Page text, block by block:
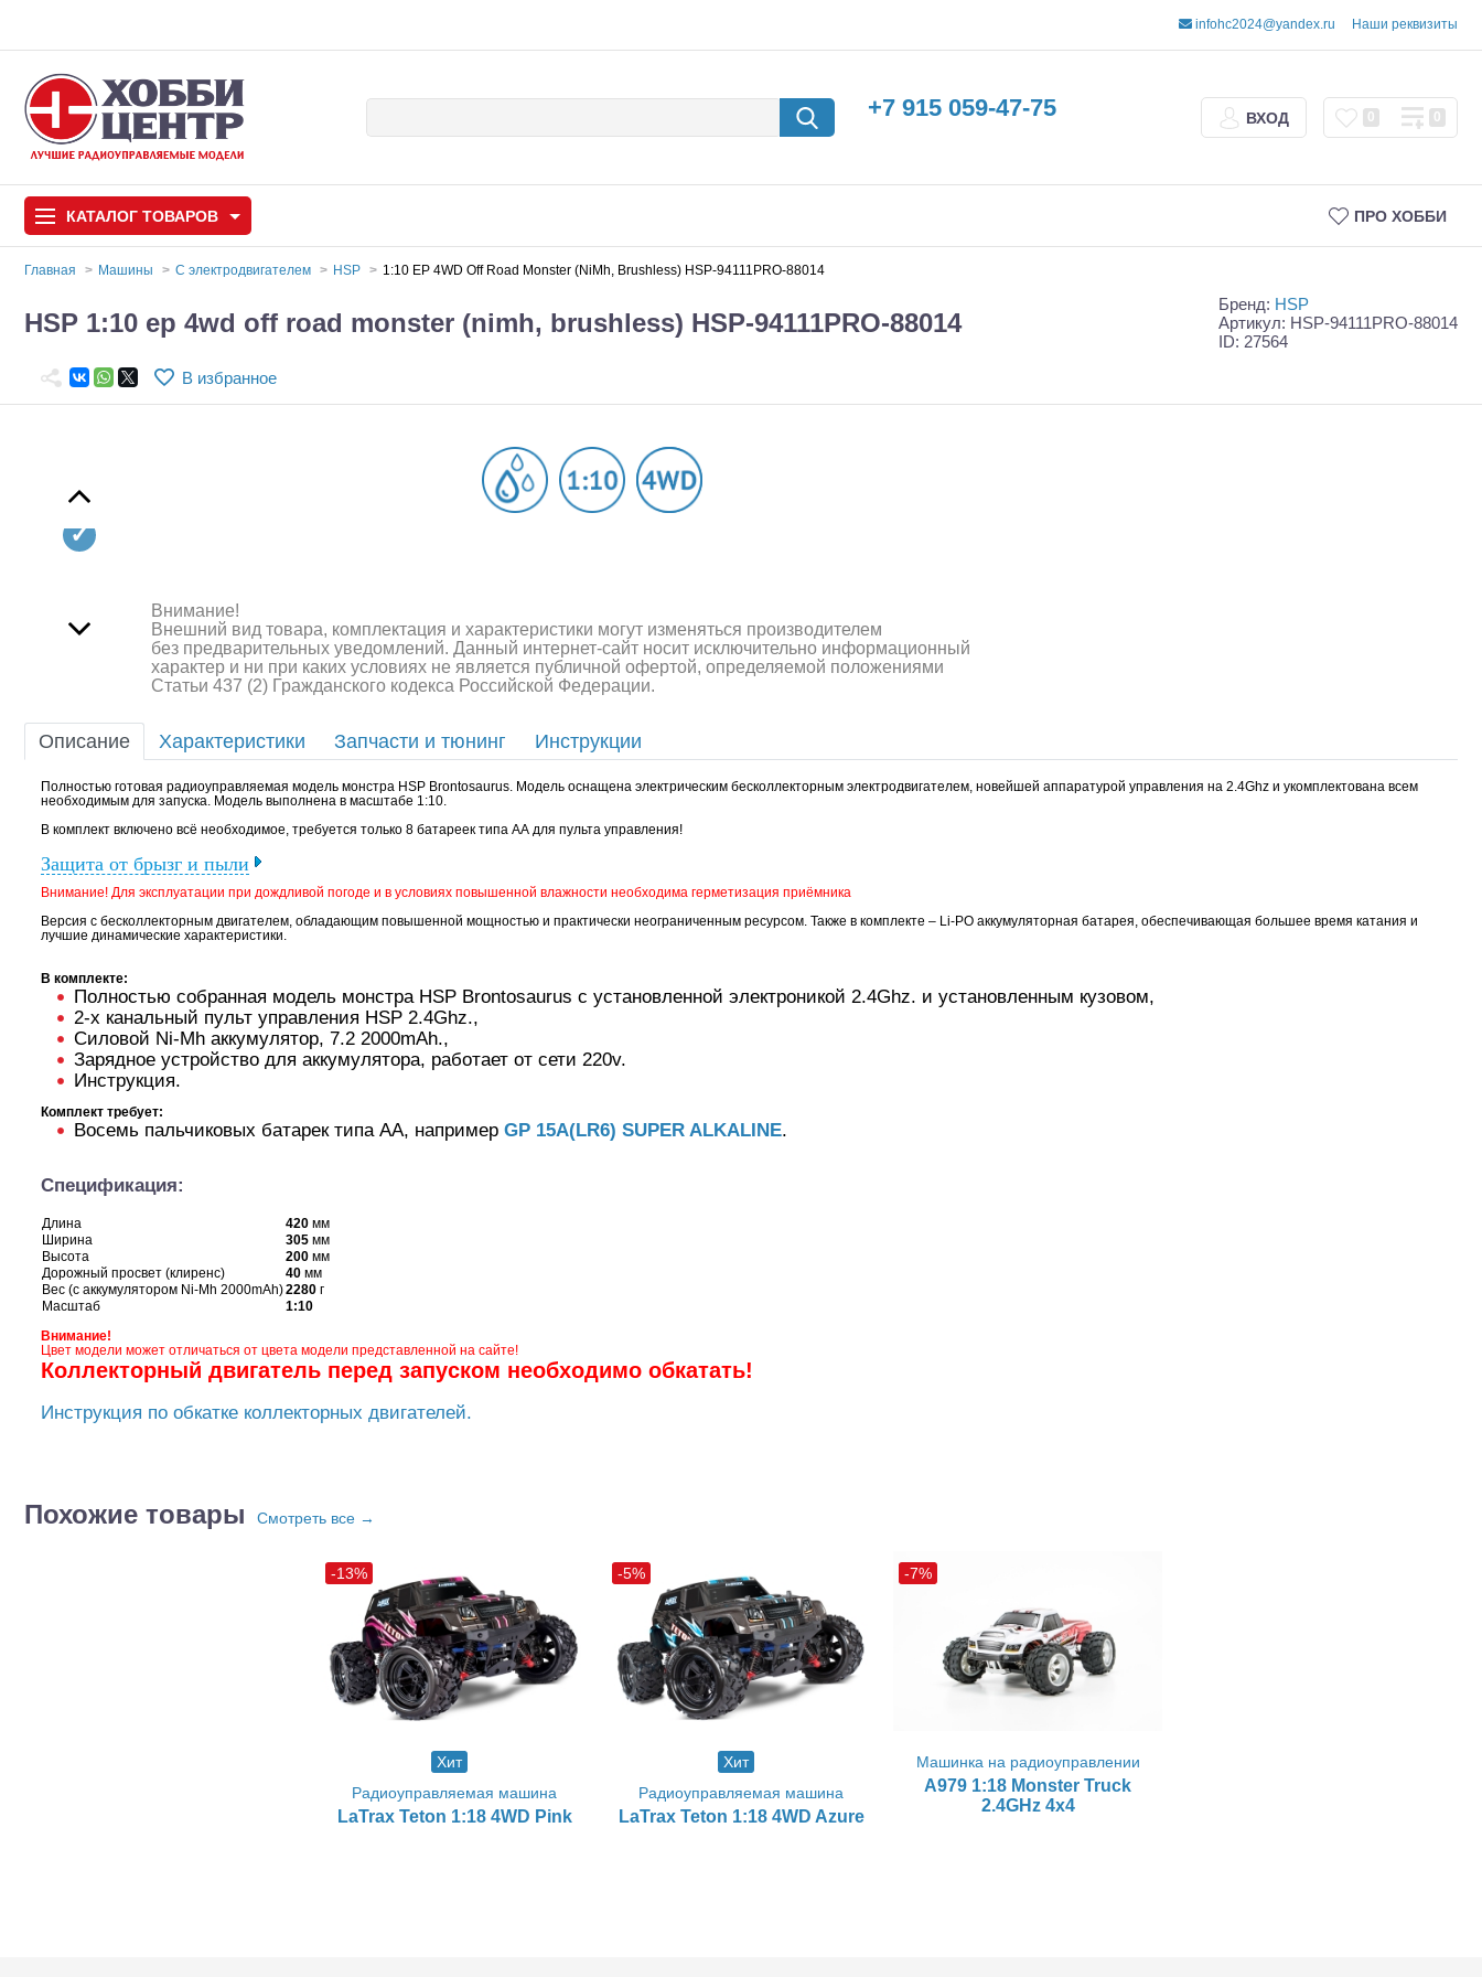
infohc2024@yandex.ru Наши реквизиты
+7 915 059-47-75 ВХОД 0 0
КАТАЛОГ ТОВАРОВ ПРО ХОББИ
Автомодели
Игрушки
Квадрокоптеры
Судомодели
Аппаратура и электроника
Аккумуляторы и батарейки
Зарядные устройства и блоки
питания
Двигатели
Технические жидкости
Инструмент,измерительные
приборы,расходники
для моделей
Автомодели для сборки
Машины с
Трофи Шорт-корсы
Главная Машины С электродвигателем HSP 1:10 EP 4WD Off Road Monster (NiMh, Brushless) HSP-94111PRO-88014
HSP 1:10 ep 4wd off road monster (nimh, brushless) HSP-94111PRO-88014
Бренд: HSP
Артикул: HSP-94111PRO-88014
ID: 27564
В избранное
Внимание!
Внешний вид товара, комплектация и характеристики могут изменяться производителем
без предварительных уведомлений. Данный интернет-сайт носит исключительно информационный
характер и ни при каких условиях не является публичной офертой, определяемой положениями
Статьи 437 (2) Гражданского кодекса Российской Федерации.
Описание Характеристики Запчасти и тюнинг Инструкции
Полностью готовая радиоуправляемая модель монстра HSP Brontosaurus. Модель оснащена электрическим бесколлекторным электродвигателем, новейшей аппаратурой управления на 2.4Ghz и укомплектована всем
необходимым для запуска. Модель выполнена в масштабе 1:10.
В комплект включено всё необходимое, требуется только 8 батареек типа АА для пульта управления!
Защита от брызг и пыли
Внимание! Для эксплуатации при дождливой погоде и в условиях повышенной влажности необходима герметизация приёмника
Версия с бесколлекторным двигателем, обладающим повышенной мощностью и практически неограниченным ресурсом. Также в комплекте – Li-PO аккумуляторная батарея, обеспечивающая большее время катания и
лучшие динамические характеристики.
В комплекте:
Полностью собранная модель монстра HSP Brontosaurus с установленной электроникой 2.4Ghz. и установленным кузовом,
2-х канальный пульт управления HSP 2.4Ghz.,
Силовой Ni-Mh аккумулятор, 7.2 2000mAh.,
Зарядное устройство для аккумулятора, работает от сети 220v.
Инструкция.
Комплект требует:
Восемь пальчиковых батарек типа AA, например GP 15A(LR6) SUPER ALKALINE.
Спецификация:
Длина 420 мм
Ширина
305 мм
Высота
200 мм
Дорожный просвет (клиренс)
40 мм
Вес (с аккумулятором Ni-Mh 2000mAh)2280 г
Масштаб
1:10
Внимание!
Цвет модели может отличаться от цвета модели представленной на сайте!
Коллекторный двигатель перед запуском необходимо обкатать!
Инструкция по обкатке коллекторных двигателей.
Похожие товары Смотреть все →
-13%
Хит
Радиоуправляемая машина
LaTrax Teton 1:18 4WD Pink
-5%
Хит
Радиоуправляемая машина
LaTrax Teton 1:18 4WD Azure
-7%
Машинка на радиоуправлении
A979 1:18 Monster Truck
2.4GHz 4x4